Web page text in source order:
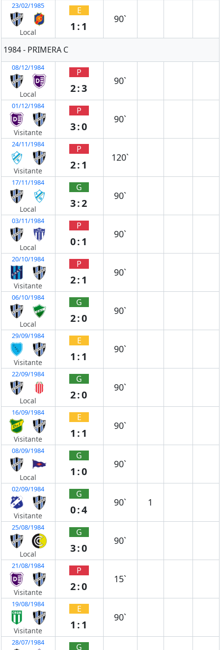
23/02/1985
Local
E
1:1
90`
1984 - PRIMERA C
08/12/1984
Local
P
2:3
90`
01/12/1984
Visitante
P
3:0
90`
24/11/1984
Visitante
P
2:1
120`
17/11/1984
Local
G
3:2
90`
03/11/1984
Local
P
0:1
90`
20/10/1984
Visitante
P
2:1
90`
06/10/1984
Local
G
2:0
90`
29/09/1984
Visitante
E
1:1
90`
22/09/1984
Local
G
2:0
90`
16/09/1984
Visitante
E
1:1
90`
08/09/1984
Local
G
1:0
90`
02/09/1984
Visitante
G
0:4
90` 1
25/08/1984
Local
G
3:0
90`
21/08/1984
Visitante
P
2:0
15`
19/08/1984
Visitante
E
1:1
90`
28/07/1984 G